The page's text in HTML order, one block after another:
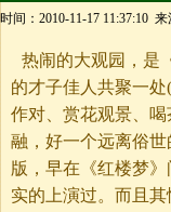
时间：2010-11-17 11:37:10 来
热闹的大观园，是
的才子佳人共聚一
作对、赏花观景、
融，好一个远离俗
版，早在《红楼梦
实的上演过。而且